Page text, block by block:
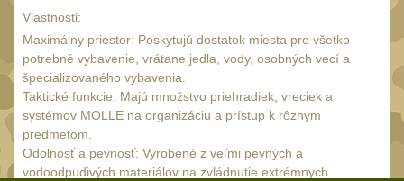
Náhradné diely
OBLEČENIE(297)
Nosiče plátů a vesty18
Prilby
Opasky 24
Vlastnosti:
Maximálny priestor: Poskytujú dostatok miesta pre všetko
potrebné vybavenie, vrátane jedla, vody, osobných vecí a
špecializovaného vybavenia.
Taktické funkcie: Majú množstvo priehradiek, vreciek a
systémov MOLLE na organizáciu a prístup k rôznym
predmetom.
Odolnosť a pevnosť: Vyrobené z veľmi pevných a
vodoodpudivých materiálov na zvládnutie extrémnych